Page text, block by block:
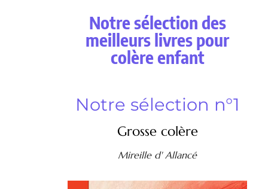
Notre sélection des
meilleurs livres pour
colère enfant
Notre sélection n°1
Grosse colère
Mireille d' Allancé